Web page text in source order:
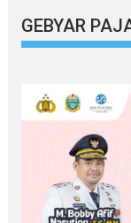
GEBYAR